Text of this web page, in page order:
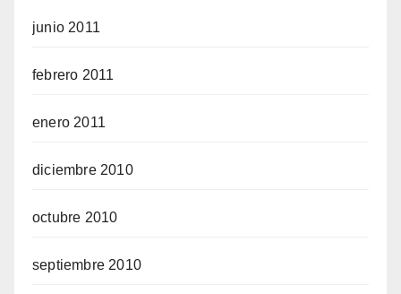
junio 2011
febrero 2011
enero 2011
diciembre 2010
octubre 2010
septiembre 2010